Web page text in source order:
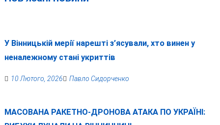
У Вінницькій мерії нарешті з’ясували, хто винен у
неналежному стані укриттів
10 Лютого, 2026 Павло Сидорченко
МАСОВАНА РАКЕТНО-ДРОНОВА АТАКА ПО УКРАЇНІ: